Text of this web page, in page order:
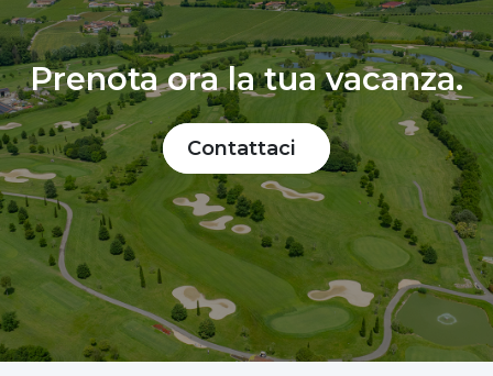
Prenota ora la tua vacanza.
Contattaci